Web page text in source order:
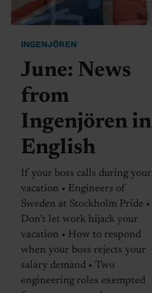
INGENJÖREN
June: News
from
Ingenjören in
English
If your boss calls during your
vacation • Engineers of
Sweden at Stockholm Pride •
Don’t let work hijack your
vacation • How to respond
when your boss rejects your
salary demand • Two
engineering roles exempted